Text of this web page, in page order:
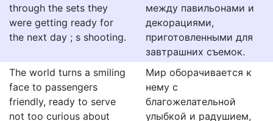
through the sets they
were getting ready for
the next day ; s shooting.
между павильонами и
декорациями,
приготовленными для
завтрашних съемок.
The world turns a smiling
face to passengers
friendly, ready to serve
not too curious about
Мир оборачивается к
нему с
благожелательной
улыбкой и радушием,